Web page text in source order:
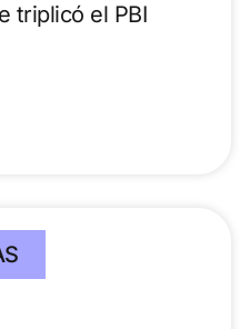
triplicó el PBI